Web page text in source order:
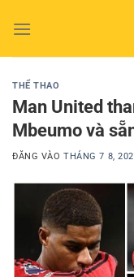
qua
THỂ THAO
Man United
Mbeumo và
ĐĂNG VÀOTHÁNG 7 8,